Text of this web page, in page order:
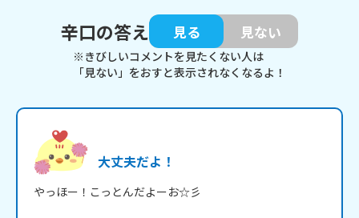
辛口の答え
見る 見ない
※きびしいコメントを見たくない人は
「見ない」をおすと表示されなくなるよ！
大丈夫だよ！
やっほー！こっとんだよーお☆彡